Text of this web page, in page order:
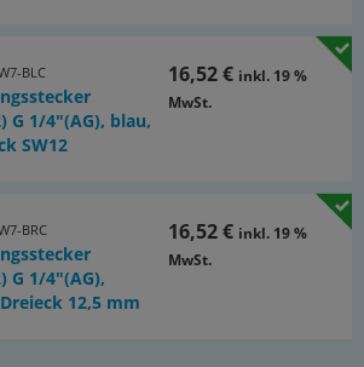
BLC
G 1/4"(AG), blau,
SW12
16,52 € inkl. 19 %
MwSt.
BRC
G 1/4"(AG),
12,5 mm
16,52 € inkl. 19 %
MwSt.